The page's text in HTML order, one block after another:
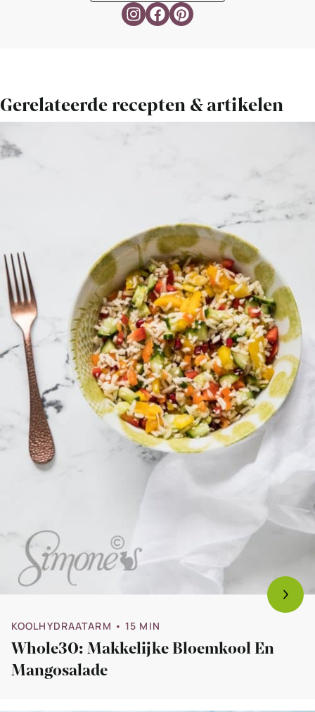
Gerelateerde recepten & artikelen
Whole30:
KOOLHYDRAATARM • 15 MIN
Whole30: Makkelijke Bloemkool En
Mangosalade